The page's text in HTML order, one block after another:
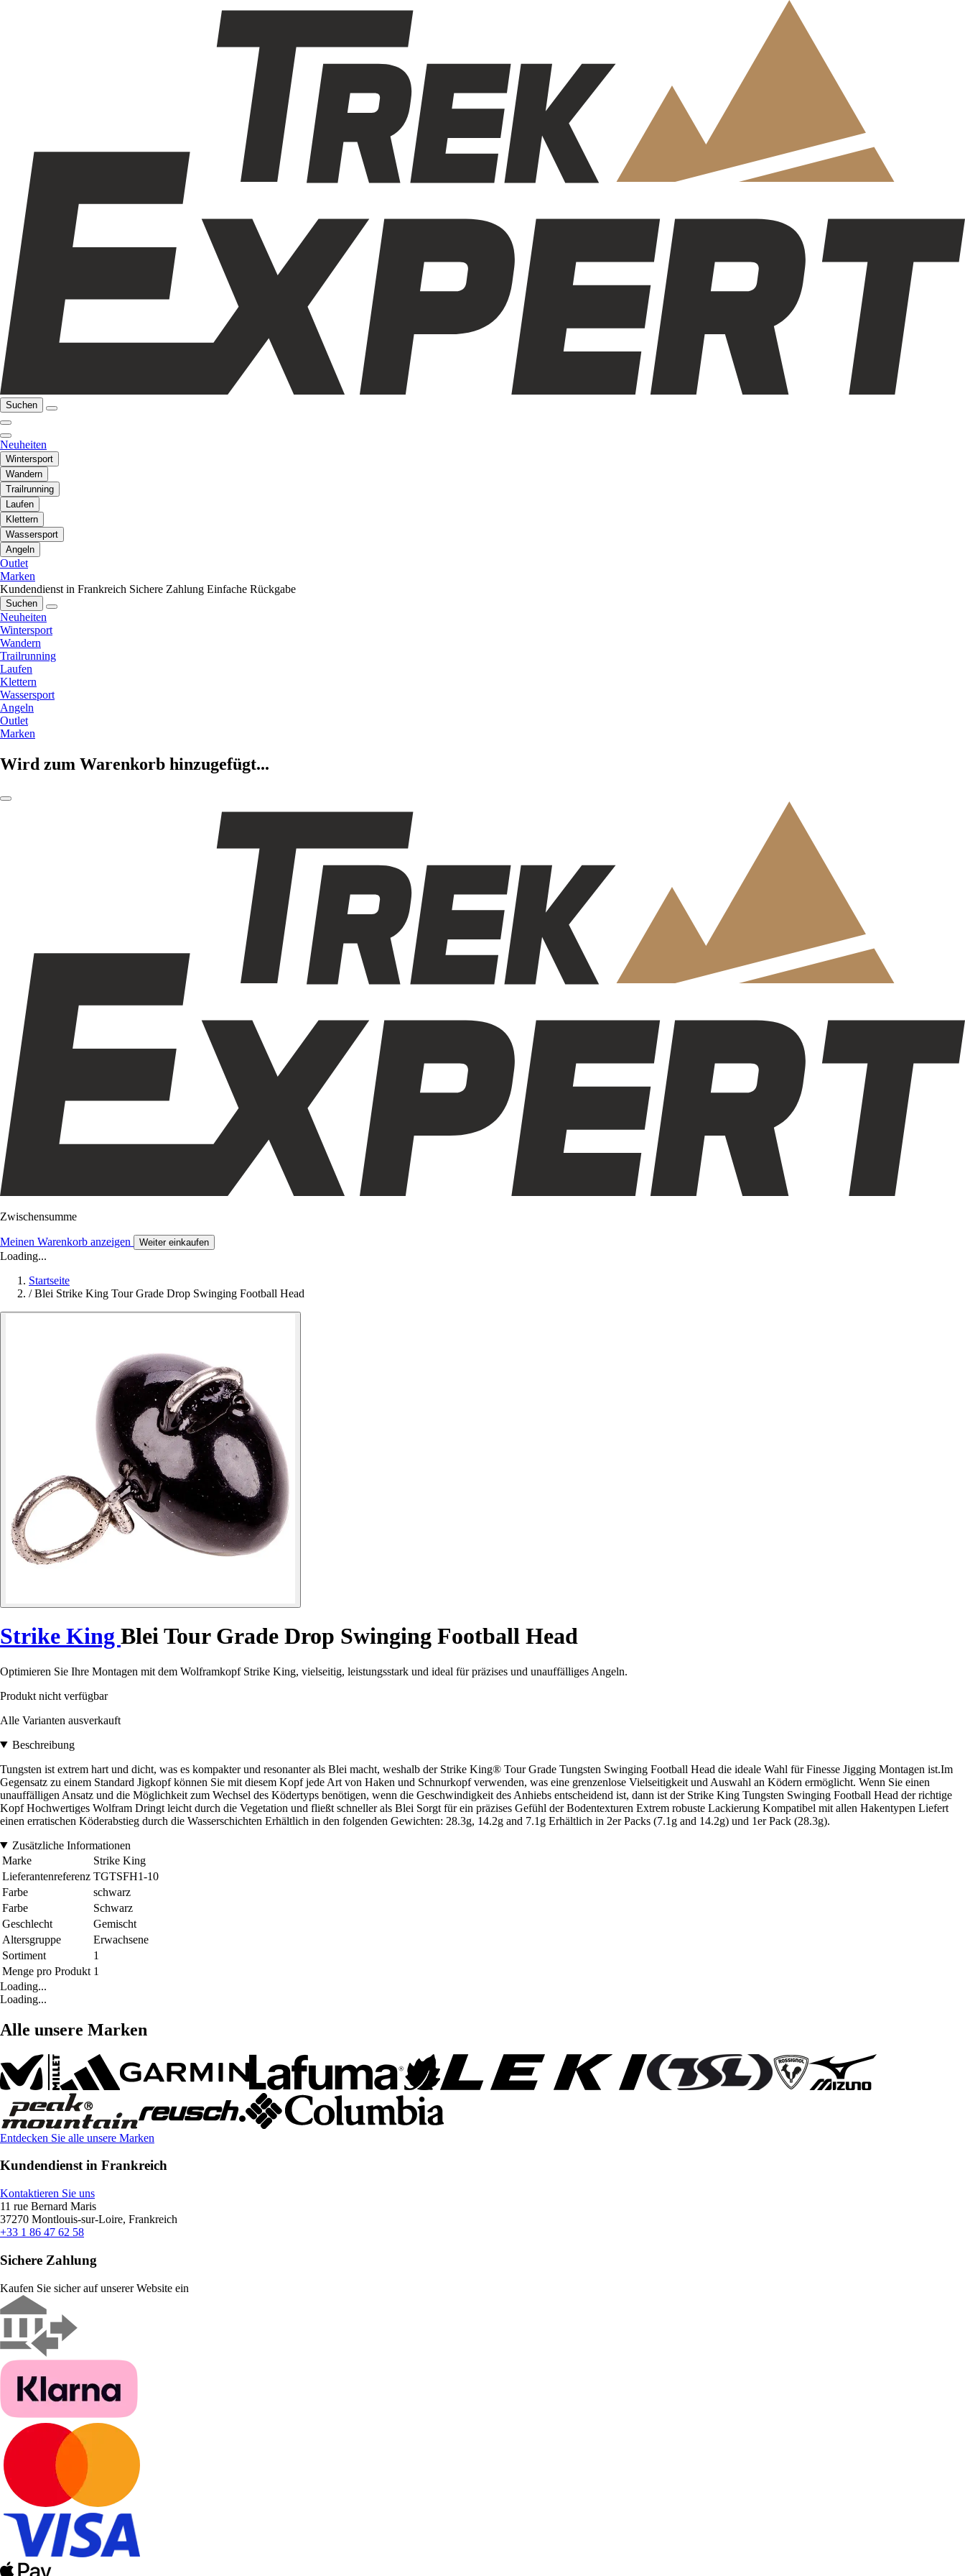
Suchen
Neuheiten
Wintersport
Wandern
Trailrunning
Laufen
Klettern
Wassersport
Angeln
Outlet
Marken
Kundendienst in Frankreich Sichere Zahlung Einfache Rückgabe
Suchen
Neuheiten
Wintersport
Wandern
Trailrunning
Laufen
Klettern
Wassersport
Angeln
Outlet
Marken
Wird zum Warenkorb hinzugefügt...
Zwischensumme
Meinen Warenkorb anzeigen Weiter einkaufen
Loading...
Startseite
/ Blei Strike King Tour Grade Drop Swinging Football Head
Strike King Blei Tour Grade Drop Swinging Football Head
Optimieren Sie Ihre Montagen mit dem Wolframkopf Strike King, vielseitig, leistungsstark und ideal für präzises und unauffälliges Angeln.
Produkt nicht verfügbar
Alle Varianten ausverkauft
Beschreibung
Tungsten ist extrem hart und dicht, was es kompakter und resonanter als Blei macht, weshalb der Strike King® Tour Grade Tungsten Swinging Football Head die ideale Wahl für Finesse Jigging Montagen ist.Im
Gegensatz zu einem Standard Jigkopf können Sie mit diesem Kopf jede Art von Haken und Schnurkopf verwenden, was eine grenzenlose Vielseitigkeit und Auswahl an Ködern ermöglicht. Wenn Sie einen
unauffälligen Ansatz und die Möglichkeit zum Wechsel des Ködertyps benötigen, wenn die Geschwindigkeit des Anhiebs entscheidend ist, dann ist der Strike King Tungsten Swinging Football Head der richtige
Kopf Hochwertiges Wolfram Dringt leicht durch die Vegetation und fließt schneller als Blei Sorgt für ein präzises Gefühl der Bodentexturen Extrem robuste Lackierung Kompatibel mit allen Hakentypen Liefert
einen erratischen Köderabstieg durch die Wasserschichten Erhältlich in den folgenden Gewichten: 28.3g, 14.2g and 7.1g Erhältlich in 2er Packs (7.1g and 14.2g) und 1er Pack (28.3g).
Zusätzliche Informationen
Marke
Strike King
Lieferantenreferenz TGTSFH1-10
Farbe
schwarz
Farbe
Schwarz
Geschlecht
Gemischt
Altersgruppe
Erwachsene
Sortiment
1
Menge pro Produkt 1
Loading...
Loading...
Alle unsere Marken
Entdecken Sie alle unsere Marken
Kundendienst in Frankreich
Kontaktieren Sie uns
11 rue Bernard Maris
37270 Montlouis-sur-Loire, Frankreich
+33 1 86 47 62 58
Sichere Zahlung
Kaufen Sie sicher auf unserer Website ein